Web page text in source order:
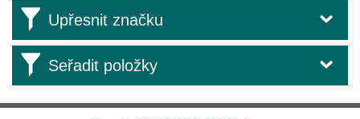
Upřesnit značku
Seřadit položky